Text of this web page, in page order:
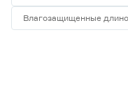
Влагозащищенные